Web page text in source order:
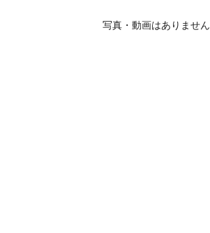
写真・動画はありません